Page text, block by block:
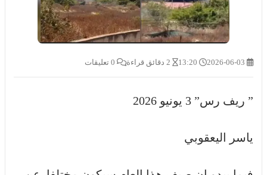
” ريف رس” 3 يونيو 2026
ياسر اليعقوبي